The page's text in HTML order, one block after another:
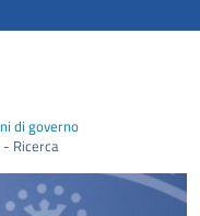
di governo
- Ricerca